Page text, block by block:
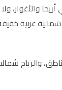
والأغوار،
جنوبية غربية الى
والرياح